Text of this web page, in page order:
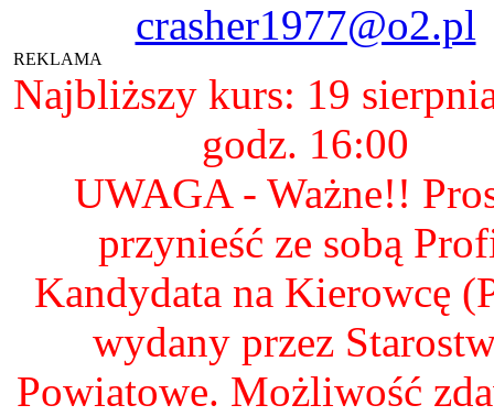
crasher1977@o2.pl
REKLAMA
Najbliższy kurs: 19
godz. 16:00
UWAGA - Ważne!!
przynieść ze sobą
Kandydata na Kierowcę
wydany przez
Powiatowe. Możliwość